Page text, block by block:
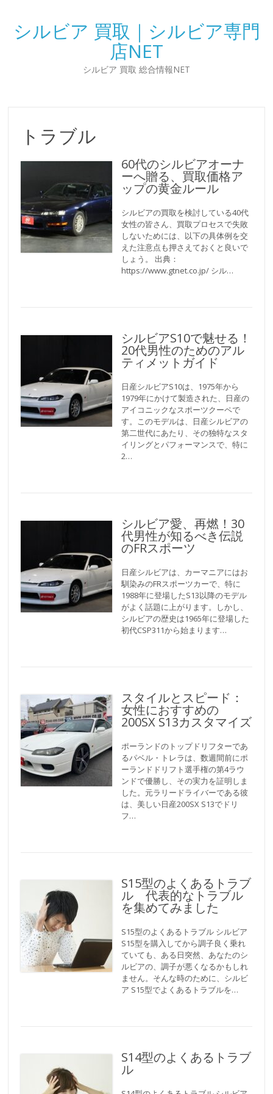
シルビア 買取｜シルビア専門
店NET
シルビア 買取 総合情報NET
トラブル
60代のシルビアオーナ
ーへ贈る、買取価格ア
ップの黄金ルール
シルビアの買取を検討している40代
女性の皆さん、買取プロセスで失敗
しないためには、以下の具体例を交
えた注意点も押さえておくと良いで
しょう。 出典：
https://www.gtnet.co.jp/ シル…
シルビアS10で魅せる！
20代男性のためのアル
ティメットガイド
日産シルビアS10は、1975年から
1979年にかけて製造された、日産の
アイコニックなスポーツクーペで
す。このモデルは、日産シルビアの
第二世代にあたり、その独特なスタ
イリングとパフォーマンスで、特に
2…
シルビア愛、再燃！30
代男性が知るべき伝説
のFRスポーツ
日産シルビアは、カーマニアにはお
馴染みのFRスポーツカーで、特に
1988年に登場したS13以降のモデル
がよく話題に上がります。しかし、
シルビアの歴史は1965年に登場した
初代CSP311から始まります…
スタイルとスピード：
女性におすすめの
200SX S13カスタマイズ
ポーランドのトップドリフターであ
るパベル・トレラは、数週間前にポ
ーランドドリフト選手権の第4ラウ
ンドで優勝し、その実力を証明しま
した。元ラリードライバーである彼
は、美しい日産200SX S13でドリ
フ…
S15型のよくあるトラブ
ル 代表的なトラブル
を集めてみました
S15型のよくあるトラブル シルビア
S15型を購入してから調子良く乗れ
ていても、ある日突然、あなたのシ
ルビアの、調子が悪くなるかもしれ
ません。そんな時のために、シルビ
ア S15型でよくあるトラブルを…
S14型のよくあるトラブ
ル